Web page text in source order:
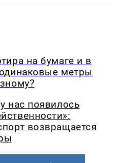
на бумаге и в
метры
нас появилось
возвращается